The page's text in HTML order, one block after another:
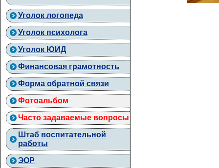
Уголок логопеда
Уголок психолога
Уголок ЮИД
Финансовая грамотность
Форма обратной связи
Фотоальбом
Часто задаваемые вопросы
Штаб воспитательной
работы
ЭОР